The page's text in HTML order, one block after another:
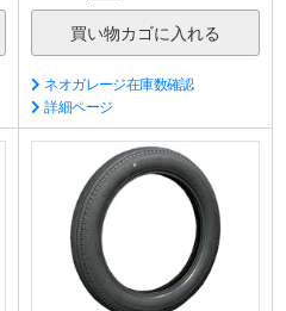
ネオガレージ在庫数確認
詳細ページ